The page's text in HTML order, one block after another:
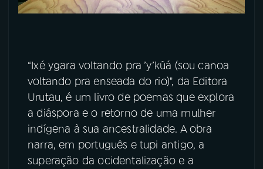
“Ixé ygara voltando pra ’y’kûá (sou canoa
voltando pra enseada do rio)", da Editora
Urutau, é um livro de poemas que explora
a diáspora e o retorno de uma mulher
indígena à sua ancestralidade. A obra
narra, em português e tupi antigo, a
superação da ocidentalização e a